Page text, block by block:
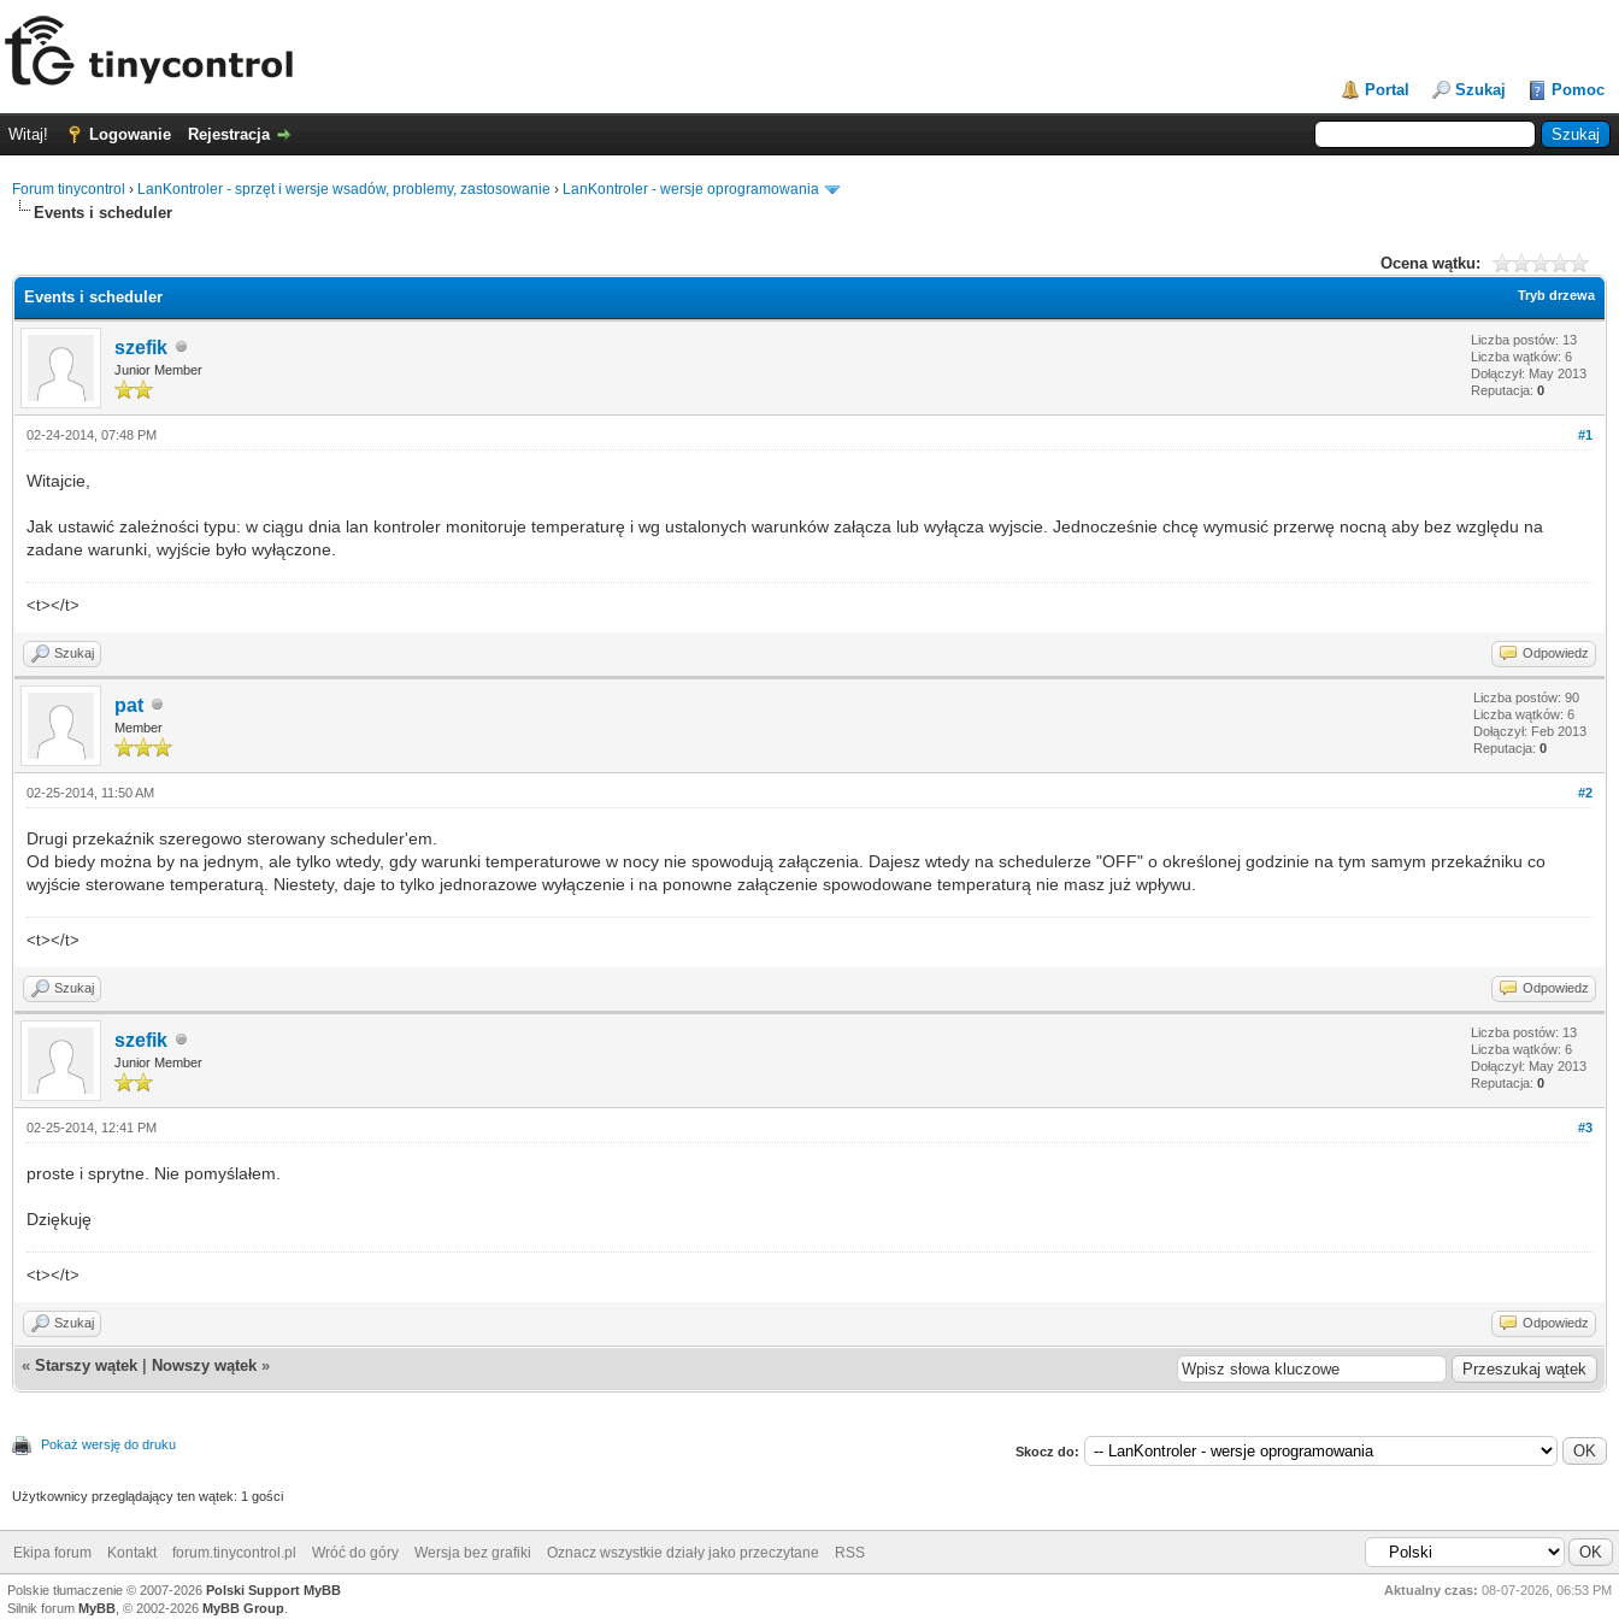
Portal Szukaj Pomoc
Witaj! Logowanie Rejestracja
Forum tinycontrol › LanKontroler - sprzęt i wersje wsadów, problemy, zastosowanie › LanKontroler - wersje oprogramowania
Events i scheduler
Ocena wątku:
Tryb drzewa
Events i scheduler
szefik
Junior Member
Liczba postów: 13
Liczba wątków: 6
Dołączył: May 2013
Reputacja: 0
#1
02-24-2014, 07:48 PM
Witajcie,
Jak ustawić zależności typu: w ciągu dnia lan kontroler monitoruje temperaturę i wg ustalonych warunków załącza lub wyłącza wyjscie. Jednocześnie chcę wymusić przerwę nocną aby bez względu na
zadane warunki, wyjście było wyłączone.
<t></t>
Szukaj Odpowiedz
pat
Member
Liczba postów: 90
Liczba wątków: 6
Dołączył: Feb 2013
Reputacja: 0
#2
02-25-2014, 11:50 AM
Drugi przekaźnik szeregowo sterowany scheduler'em.
Od biedy można by na jednym, ale tylko wtedy, gdy warunki temperaturowe w nocy nie spowodują załączenia. Dajesz wtedy na schedulerze "OFF" o określonej godzinie na tym samym przekaźniku co
wyjście sterowane temperaturą. Niestety, daje to tylko jednorazowe wyłączenie i na ponowne załączenie spowodowane temperaturą nie masz już wpływu.
<t></t>
Szukaj Odpowiedz
szefik
Junior Member
Liczba postów: 13
Liczba wątków: 6
Dołączył: May 2013
Reputacja: 0
#3
02-25-2014, 12:41 PM
proste i sprytne. Nie pomyślałem.
Dziękuję
<t></t>
Szukaj Odpowiedz
« Starszy wątek Nowszy wątek »
Pokaż wersję do druku Skocz do:
Użytkownicy przeglądający ten wątek: 1 gości
Ekipa forum Kontakt forum.tinycontrol.pl Wróć do góry Wersja bez grafiki Oznacz wszystkie działy jako przeczytane RSS
Aktualny czas: 08-07-2026, 06:53 PM
Polskie tłumaczenie © 2007-2026 Polski Support MyBB
Silnik forum MyBB , © 2002-2026 MyBB Group